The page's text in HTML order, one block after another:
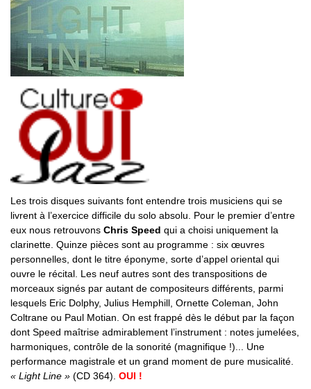
Les trois disques suivants font entendre trois musiciens qui se
livrent à l’exercice difficile du solo absolu. Pour le premier d’entre
eux nous retrouvons Chris Speed qui a choisi uniquement la
clarinette. Quinze pièces sont au programme : six œuvres
personnelles, dont le titre éponyme, sorte d’appel oriental qui
ouvre le récital. Les neuf autres sont des transpositions de
morceaux signés par autant de compositeurs différents, parmi
lesquels Eric Dolphy, Julius Hemphill, Ornette Coleman, John
Coltrane ou Paul Motian. On est frappé dès le début par la façon
dont Speed maîtrise admirablement l’instrument : notes jumelées,
harmoniques, contrôle de la sonorité (magnifique !)... Une
performance magistrale et un grand moment de pure musicalité.
« Light Line » (CD 364). OUI !